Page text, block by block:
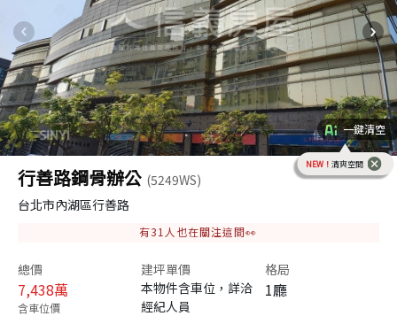
一鍵清空
NEW！ 清爽空間
行善路鋼骨辦公 (5249WS)
台北市內湖區行善路
有31 人也在關注這間👀
總價
7,438萬
含車位價
建坪單價
本物件含車位，詳洽
經紀人員
格局
1廳